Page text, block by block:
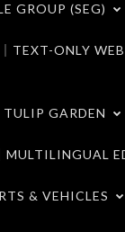
GROUP (SEG)
TEXT-ONLY
GARDEN
MULTILINGUAL
& VEHICLES